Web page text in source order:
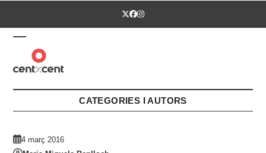
Twitter
Facebook
Instagram
Open
mobile
menu
Close
mobile
menu
CATEGORIES I AUTORS
4 març 2016